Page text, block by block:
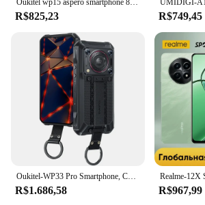
R$825,23 R$749,45
R$1.686,58 R$967,99